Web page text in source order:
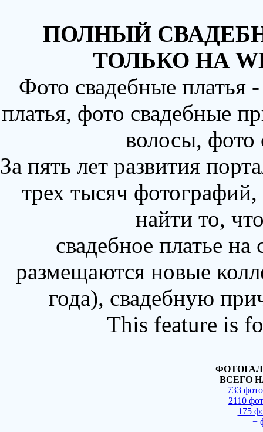
ПОЛНЫЙ
ТОЛЬКО НА
Фото свадебные
платья, фото свадебные
волосы,
За пять лет развития
трех тысяч
найти то,
свадебное платье
размещаются новые
года), свадебную
This feature is
ВСЕГО
733
2110
175
+